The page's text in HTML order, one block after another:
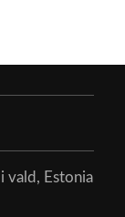
vald, Estonia